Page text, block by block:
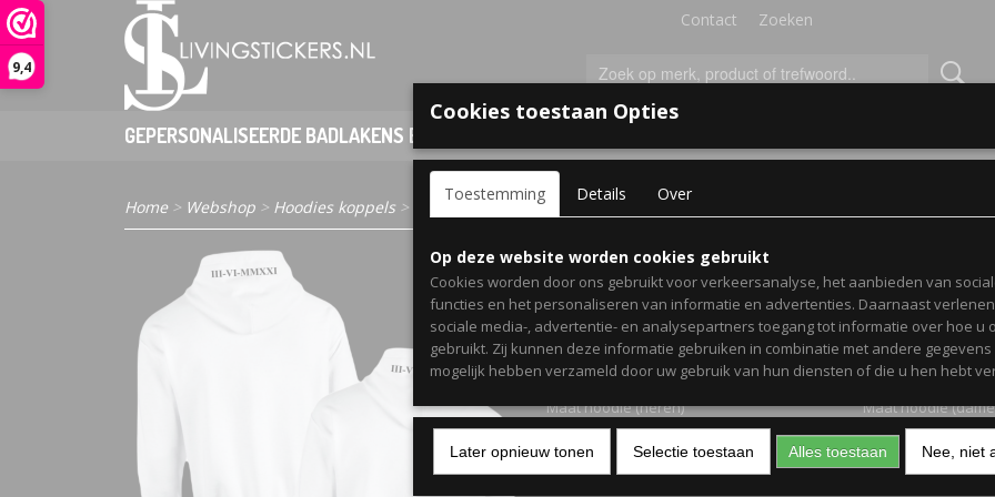
9,4
Contact Zoeken
GEPERSONALISEERDE BADLAKENS EN PONCHO'S VOOR KINDEREN
Home> Webshop > Hoodies koppels > Set koppel hoodies met eigen datum in romeinse cijfers
Set koppel hoodies met
datum in romeinse
€ 54,99 (inclusief btw 21%)
Maat hoodie (heren) Maat hoodie
Cookies toestaan Opties
Toestemming Details Over
Op deze website worden cookies gebruikt
Cookies worden door ons gebruikt voor verkeersanalyse, het aanbieden van
functies en het personaliseren van informatie en advertenties. Daarnaast
sociale media-, advertentie- en analysepartners toegang tot informatie over hoe u
gebruikt. Zij kunnen deze informatie gebruiken in combinatie met andere gegevens
mogelijk hebben verzameld door uw gebruik van hun diensten of die u hen hebt
Later opnieuw tonen Selectie toestaan Alles toestaan Nee, niet